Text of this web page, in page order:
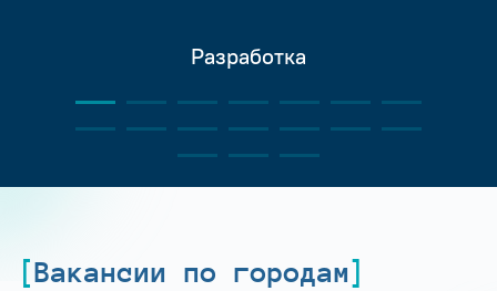
Разработка
Вакансии по городам